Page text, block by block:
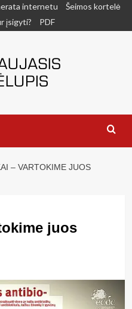
internetu
Šeimos kortelė
įsigyti? PDF
– VARTOKIME JUOS
juos